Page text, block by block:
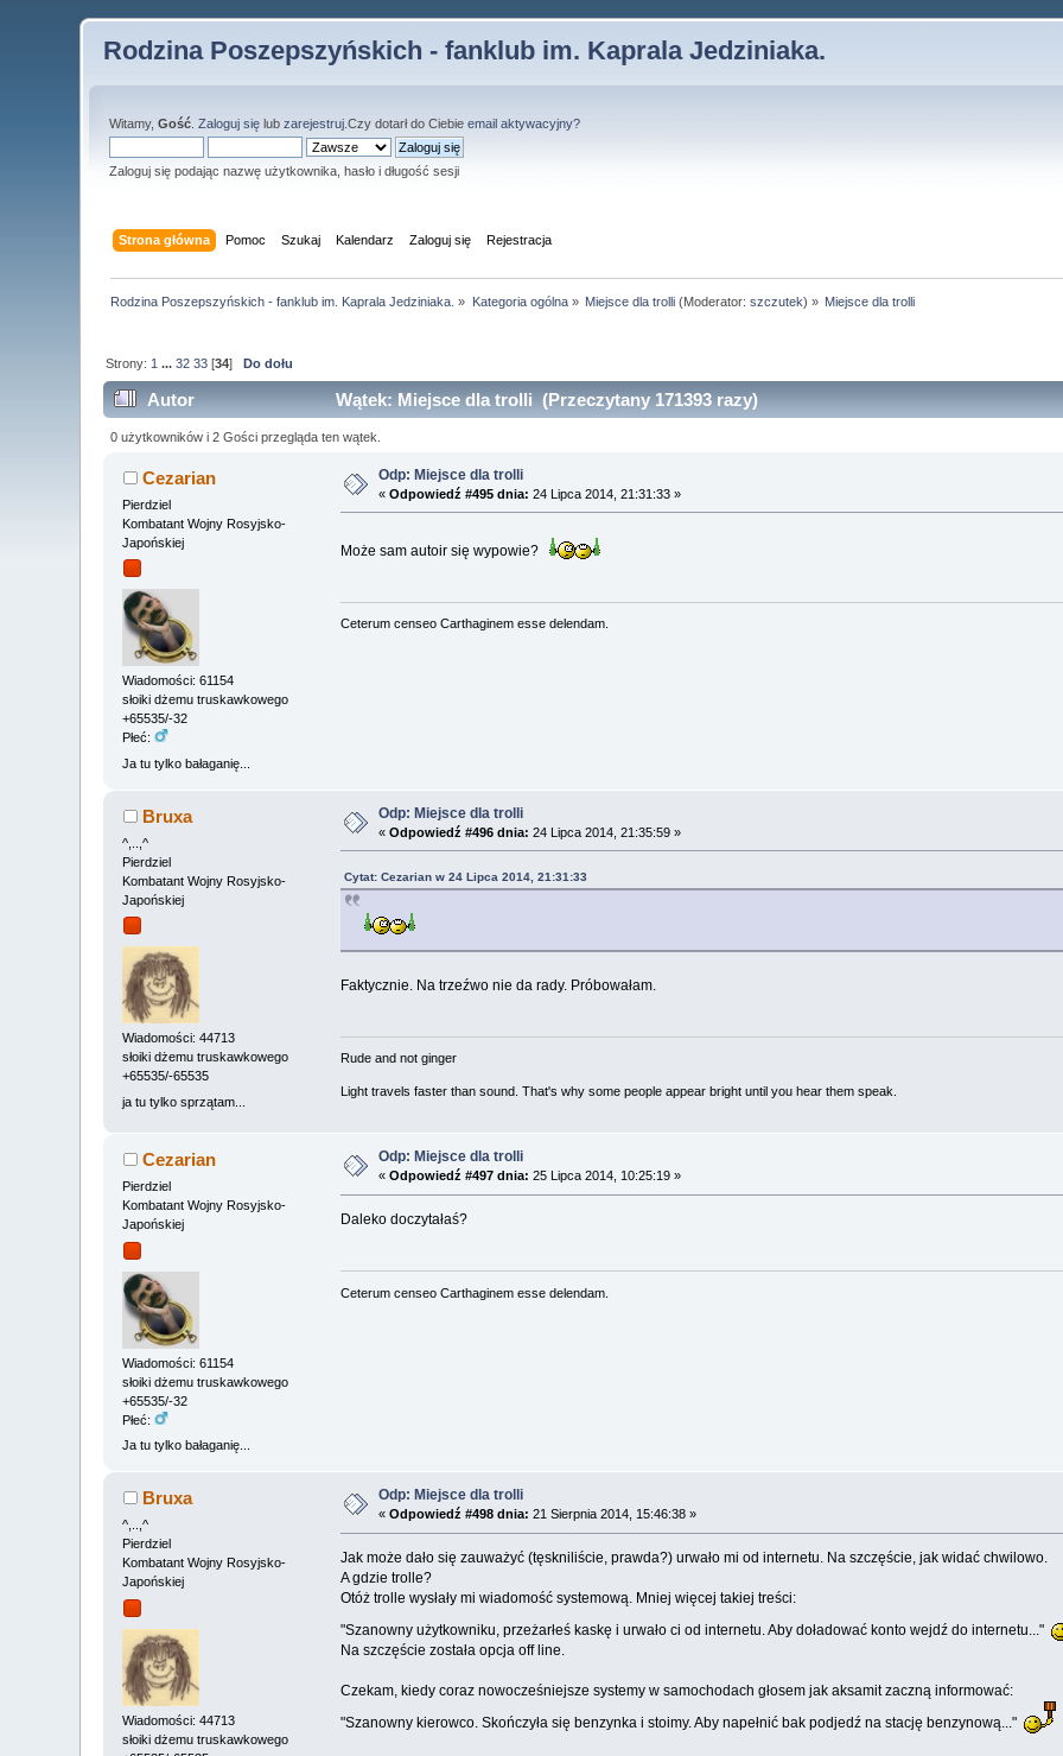
Rodzina Poszepszyńskich - fanklub im. Kaprala Jedziniaka.
Witamy,Gość .Zaloguj się lubzarejestruj .Czy dotarł do Ciebieemail aktywacyjny?
Zaloguj się podając nazwę użytkownika, hasło i długość sesji
Strona główna Pomoc Szukaj Kalendarz Zaloguj się Rejestracja
Rodzina Poszepszyńskich - fanklub im. Kaprala Jedziniaka. » Kategoria ogólna» Miejsce dla trolli (Moderator:szczutek) » Miejsce dla trolli
Strony: 1 ...32 33 [34]Do dołu
Autor Wątek: Miejsce dla trolli (Przeczytany 171393 razy)
0 użytkowników i 2 Gości przegląda ten wątek.
Cezarian
Pierdziel
Kombatant Wojny Rosyjsko-
Japońskiej
Wiadomości: 61154
słoiki dżemu truskawkowego
+65535/-32
Płeć:
Ja tu tylko bałaganię...
Odp: Miejsce dla trolli
«Odpowiedź #495 dnia: 24 Lipca 2014, 21:31:33 »
Może sam autoir się wypowie?
Ceterum censeo Carthaginem esse delendam.
Bruxa
^,..,^
Pierdziel
Kombatant Wojny Rosyjsko-
Japońskiej
Wiadomości: 44713
słoiki dżemu truskawkowego
+65535/-65535
ja tu tylko sprzątam...
Odp: Miejsce dla trolli
«Odpowiedź #496 dnia: 24 Lipca 2014, 21:35:59 »
Cytat: Cezarian w 24 Lipca 2014, 21:31:33
Faktycznie. Na trzeźwo nie da rady. Próbowałam.
Rude and not ginger
Light travels faster than sound. That's why some people appear bright until you hear them speak.
Cezarian
Pierdziel
Kombatant Wojny Rosyjsko-
Japońskiej
Wiadomości: 61154
słoiki dżemu truskawkowego
+65535/-32
Płeć:
Ja tu tylko bałaganię...
Odp: Miejsce dla trolli
«Odpowiedź #497 dnia: 25 Lipca 2014, 10:25:19 »
Daleko doczytałaś?
Ceterum censeo Carthaginem esse delendam.
Bruxa
^,..,^
Pierdziel
Kombatant Wojny Rosyjsko-
Japońskiej
Wiadomości: 44713
słoiki dżemu truskawkowego
Odp: Miejsce dla trolli
«Odpowiedź #498 dnia: 21 Sierpnia 2014, 15:46:38 »
Jak może dało się zauważyć (tęskniliście, prawda?) urwało mi od internetu. Na szczęście, jak widać chwilowo.
A gdzie trolle?
Otóż trolle wysłały mi wiadomość systemową. Mniej więcej takiej treści:
"Szanowny użytkowniku, przeżarłeś kaskę i urwało ci od internetu. Aby doładować konto wejdź do internetu..."
Na szczęście została opcja off line.
Czekam, kiedy coraz nowocześniejsze systemy w samochodach głosem jak aksamit zaczną informować:
"Szanowny kierowco. Skończyła się benzynka i stoimy. Aby napełnić bak podjedź na stację benzynową..."